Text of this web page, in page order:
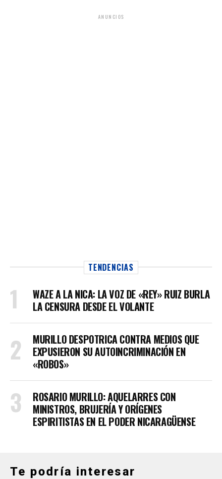
ANUNCIOS
TENDENCIAS
WAZE A LA NICA: LA VOZ DE «REY» RUIZ BURLA
LA CENSURA DESDE EL VOLANTE
MURILLO DESPOTRICA CONTRA MEDIOS QUE
EXPUSIERON SU AUTOINCRIMINACIÓN EN
«ROBOS»
ROSARIO MURILLO: AQUELARRES CON
MINISTROS, BRUJERÍA Y ORÍGENES
ESPIRITISTAS EN EL PODER NICARAGÜENSE
Te podría interesar